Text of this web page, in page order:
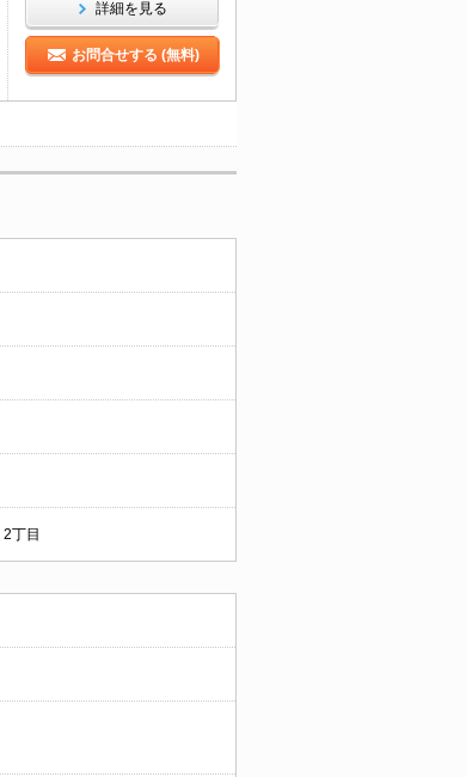
詳細を見る
お問合せする (無料)
2丁目